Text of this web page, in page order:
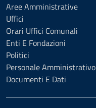
Aree Amministrative
Uffici
Orari Uffici Comunali
Enti E Fondazioni
Politici
Personale Amministrativo
Documenti E Dati